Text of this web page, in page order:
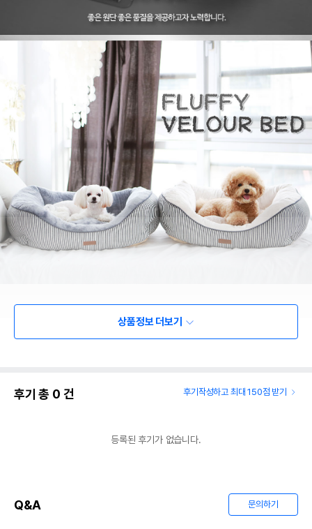
상품정보 더보기
후기 총 0 건 후기작성하고 최대 150점 받기
등록된 후기가 없습니다.
Q&A 문의하기